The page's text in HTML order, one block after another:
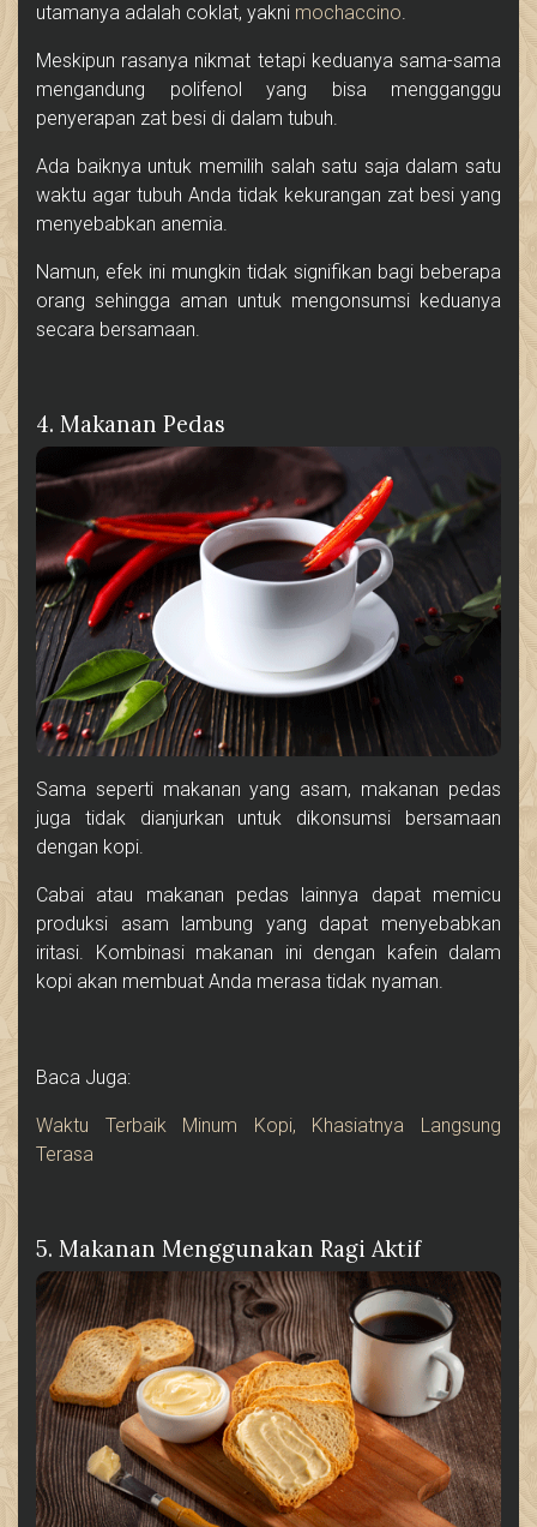
utamanya adalah coklat, yakni mochaccino.
Meskipun rasanya nikmat tetapi keduanya sama-sama
mengandung polifenol yang bisa mengganggu
penyerapan zat besi di dalam tubuh.
Ada baiknya untuk memilih salah satu saja dalam satu
waktu agar tubuh Anda tidak kekurangan zat besi yang
menyebabkan anemia.
Namun, efek ini mungkin tidak signifikan bagi beberapa
orang sehingga aman untuk mengonsumsi keduanya
secara bersamaan.
4. Makanan Pedas
Sama seperti makanan yang asam, makanan pedas
juga tidak dianjurkan untuk dikonsumsi bersamaan
dengan kopi.
Cabai atau makanan pedas lainnya dapat memicu
produksi asam lambung yang dapat menyebabkan
iritasi. Kombinasi makanan ini dengan kafein dalam
kopi akan membuat Anda merasa tidak nyaman.
Baca Juga:
Waktu Terbaik Minum Kopi, Khasiatnya Langsung
Terasa
5. Makanan Menggunakan Ragi Aktif